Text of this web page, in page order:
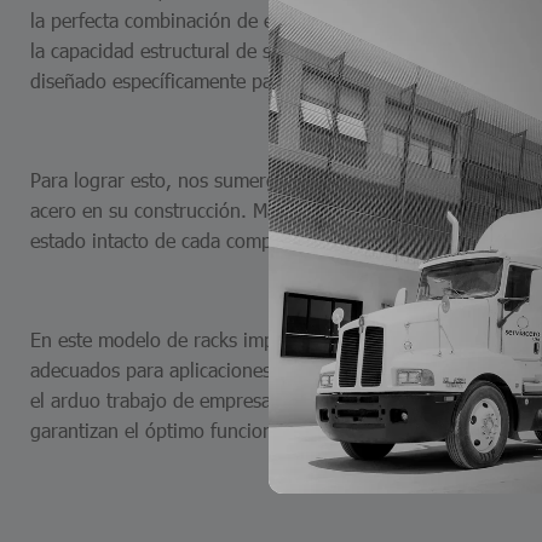
la perfecta combinación de estilo y durabilidad con
la capacidad estructural de soportar las estibas indicadas
diseñado específicamente para el traslado eficiente entre
Para lograr esto, nos sumergimos en el desarrollo de un
acero en su construcción. Más allá de la funcionalidad,
estado intacto de cada componente durante su trayecto
En este modelo de racks implementamos el uso de
adecuados para aplicaciones de piezas muy pesadas o
el arduo trabajo de empresas con piezas pesadas o
garantizan el óptimo funcionamiento bajo estas